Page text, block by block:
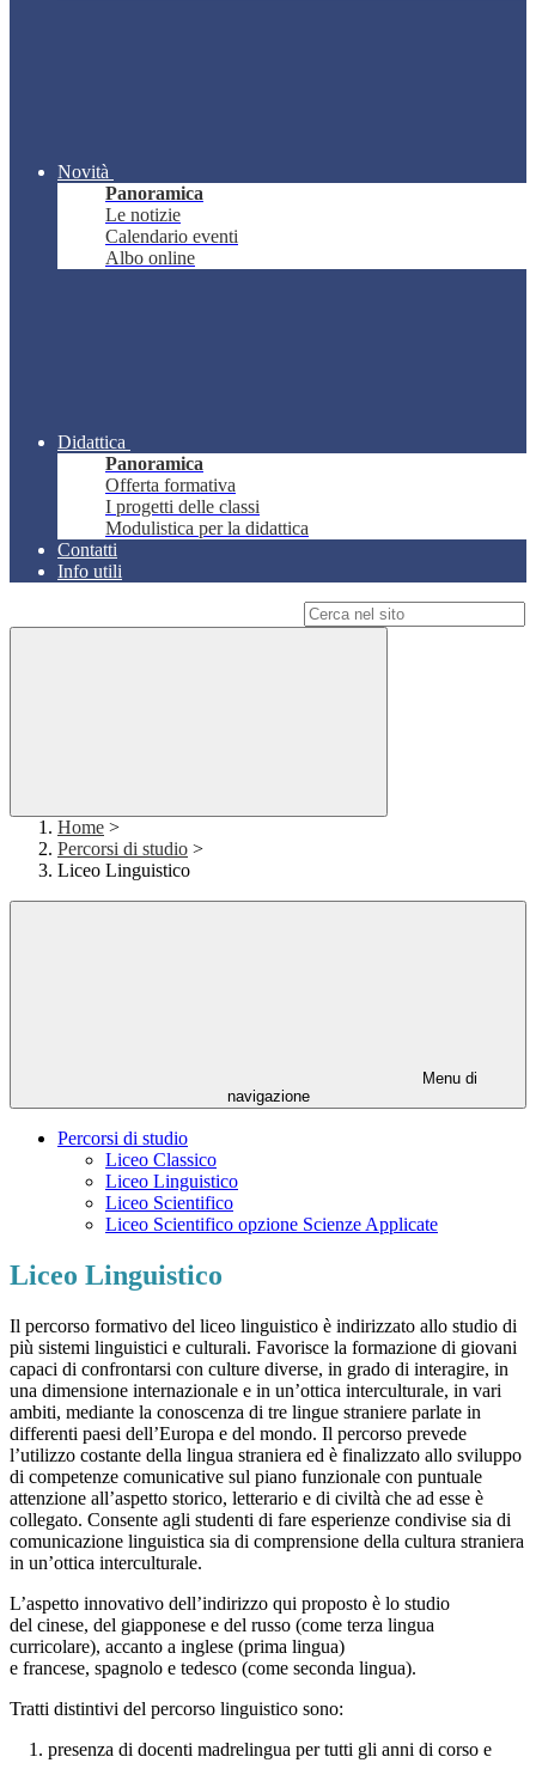
Novità
Panoramica
Le notizie
Calendario eventi
Albo online
Didattica
Panoramica
Offerta formativa
I progetti delle classi
Modulistica per la didattica
Contatti
Info utili
Home >
Percorsi di studio >
Liceo Linguistico
Menu di
navigazione
Percorsi di studio
Liceo Classico
Liceo Linguistico
Liceo Scientifico
Liceo Scientifico opzione Scienze Applicate
Liceo Linguistico
Il percorso formativo del liceo linguistico è indirizzato allo studio di
più sistemi linguistici e culturali. Favorisce la formazione di giovani
capaci di confrontarsi con culture diverse, in grado di interagire, in
una dimensione internazionale e in un’ottica interculturale, in vari
ambiti, mediante la conoscenza di tre lingue straniere parlate in
differenti paesi dell’Europa e del mondo. Il percorso prevede
l’utilizzo costante della lingua straniera ed è finalizzato allo sviluppo
di competenze comunicative sul piano funzionale con puntuale
attenzione all’aspetto storico, letterario e di civiltà che ad esse è
collegato. Consente agli studenti di fare esperienze condivise sia di
comunicazione linguistica sia di comprensione della cultura straniera
in un’ottica interculturale.
L’aspetto innovativo dell’indirizzo qui proposto è lo studio
del cinese, del giapponese e del russo (come terza lingua
curricolare), accanto a inglese (prima lingua)
e francese, spagnolo e tedesco (come seconda lingua).
Tratti distintivi del percorso linguistico sono:
1. presenza di docenti madrelingua per tutti gli anni di corso e